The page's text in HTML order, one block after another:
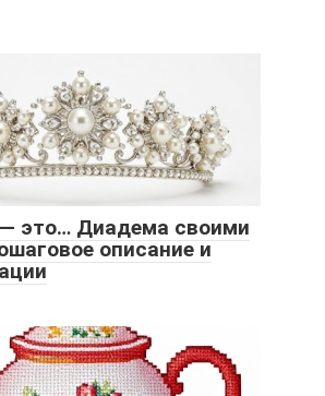
это… Диадема своими
описание и